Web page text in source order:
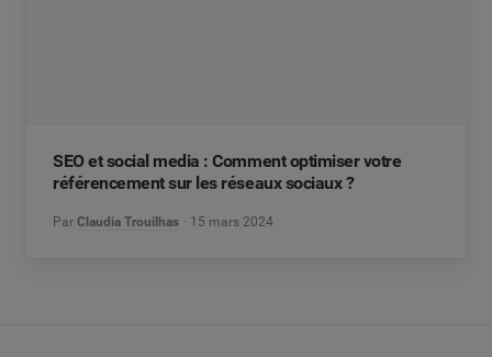
SEO et social media : Comment optimiser votre
référencement sur les réseaux sociaux ?
Par Claudia Trouilhas 15 mars 2024